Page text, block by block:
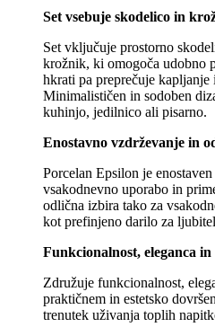
Set vsebuje skodelico in
Set vključuje prostorno
krožnik, ki omogoča udobno
hkrati pa preprečuje
Minimalističen in sodoben
kuhinjo, jedilnico ali pisarno.
Enostavno vzdrževanje in
Porcelan Epsilon je
vsakodnevno uporabo in
odlična izbira tako za
kot prefinjeno darilo za
Funkcionalnost, eleganca
Združuje funkcionalnost,
praktičnem in estetsko
trenutek uživanja toplih